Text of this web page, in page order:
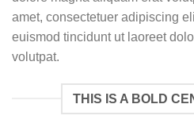
amet, consectetuer adipiscing
euismod tincidunt ut laoreet
volutpat.
THIS IS A BOLD